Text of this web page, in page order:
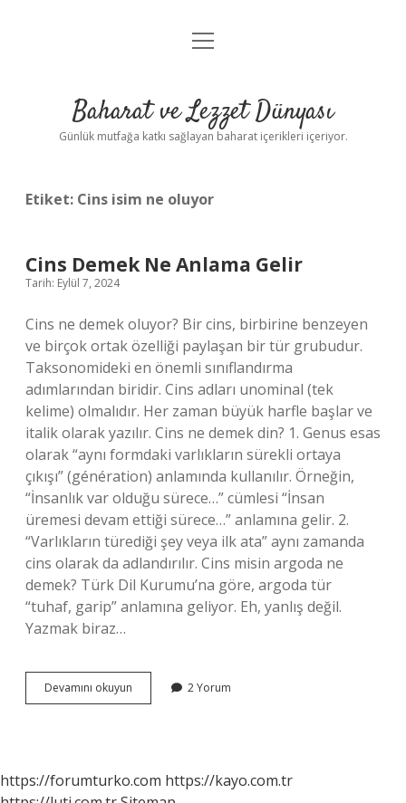
Anasayfa
Yasal Uyarı
menüyü
Baharat ve Lezzet Dünyası
Günlük mutfağa katkı sağlayan baharat içerikleri içeriyor.
Etiket: Cins isim ne oluyor
Cins Demek Ne Anlama Gelir
Tarih: Eylül 7, 2024
Cins ne demek oluyor? Bir cins, birbirine benzeyen
ve birçok ortak özelliği paylaşan bir tür grubudur.
Taksonomideki en önemli sınıflandırma
adımlarından biridir. Cins adları unominal (tek
kelime) olmalıdır. Her zaman büyük harfle başlar ve
italik olarak yazılır. Cins ne demek din? 1. Genus esas
olarak “aynı formdaki varlıkların sürekli ortaya
çıkışı” (génération) anlamında kullanılır. Örneğin,
“İnsanlık var olduğu sürece…” cümlesi “İnsan
üremesi devam ettiği sürece…” anlamına gelir. 2.
“Varlıkların türediği şey veya ilk ata” aynı zamanda
cins olarak da adlandırılır. Cins misin argoda ne
demek? Türk Dil Kurumu’na göre, argoda tür
“tuhaf, garip” anlamına geliyor. Eh, yanlış değil.
Yazmak biraz…
Devamını okuyun
Demek
2 Yorum
https://forumturko.com https://kayo.com.tr